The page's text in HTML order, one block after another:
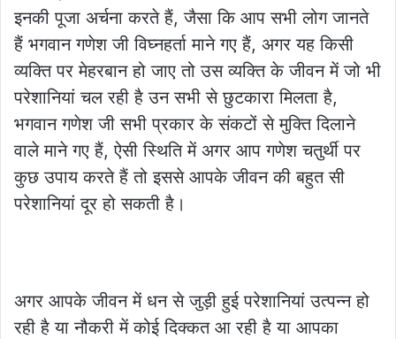
इनकी पूजा अर्चना करते हैं, जैसा कि आप सभी लोग जानते
हैं भगवान गणेश जी विघ्नहर्ता माने गए हैं, अगर यह किसी
व्यक्ति पर मेहरबान हो जाए तो उस व्यक्ति के जीवन में जो भी
परेशानियां चल रही है उन सभी से छुटकारा मिलता है,
भगवान गणेश जी सभी प्रकार के संकटों से मुक्ति दिलाने
वाले माने गए हैं, ऐसी स्थिति में अगर आप गणेश चतुर्थी पर
कुछ उपाय करते हैं तो इससे आपके जीवन की बहुत सी
परेशानियां दूर हो सकती है।
अगर आपके जीवन में धन से जुड़ी हुई परेशानियां उत्पन्न हो
रही है या नौकरी में कोई दिक्कत आ रही है या आपका